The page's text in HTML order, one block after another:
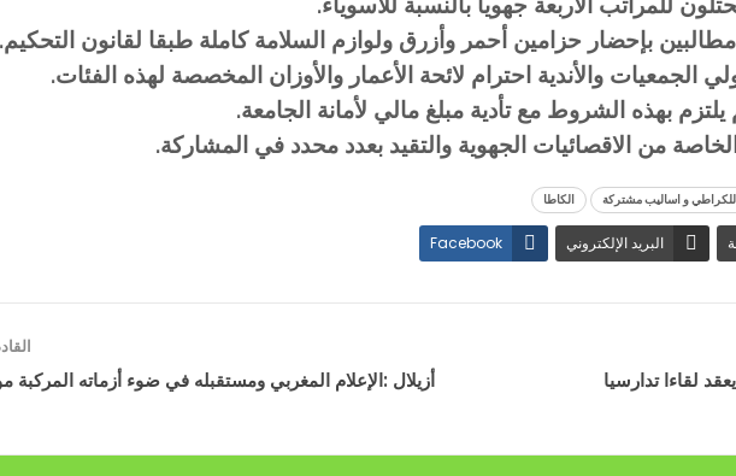
للمراتب الأربعة جهويا بالنسبة للأسوياء.
بإحضار حزامين أحمر وأزرق ولوازم السلامة كاملة طبقا لقانون التحكيم.
والأندية احترام لائحة الأعمار والأوزان المخصصة لهذه الفئات.
بهذه الشروط مع تأدية مبلغ مالي لأمانة الجامعة.
من الاقصائيات الجهوية والتقيد بعدد محدد في المشاركة.
للكراطي و اساليب مشتركة الكاطا
البريد الإلكتروني Facebook
لقاءا تدارسيا
أزيلال :الإعلام المغربي ومستقبله في ضوء أزماته المركبة